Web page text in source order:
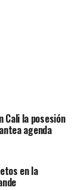
Cali la posesión
agenda
en la